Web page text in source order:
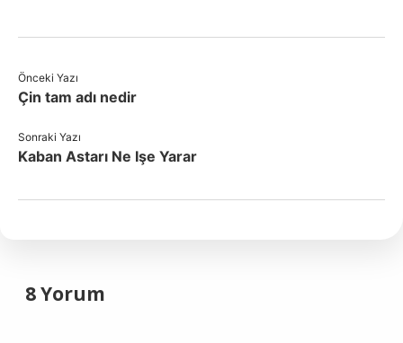
Önceki Yazı
Çin tam adı nedir
Sonraki Yazı
Kaban Astarı Ne Işe Yarar
8 Yorum